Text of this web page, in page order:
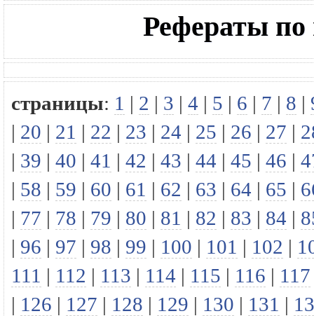
Рефераты по
страницы: 1 | 2 | 3 | 4 | 5 | 6 | 7 | 8 |
| 20 | 21 | 22 | 23 | 24 | 25 | 26 | 27 |
| 39 | 40 | 41 | 42 | 43 | 44 | 45 | 46 |
| 58 | 59 | 60 | 61 | 62 | 63 | 64 | 65 |
| 77 | 78 | 79 | 80 | 81 | 82 | 83 | 84 |
| 96 | 97 | 98 | 99 | 100 | 101 | 102 |
111 | 112 | 113 | 114 | 115 | 116 | 117
| 126 | 127 | 128 | 129 | 130 | 131 |